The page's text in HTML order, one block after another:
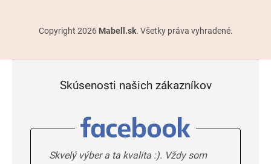
Copyright 2026 Mabell.sk. Všetky práva vyhradené.
Skúsenosti našich zákazníkov
Skvelý výber a ta kvalita :). Vždy som